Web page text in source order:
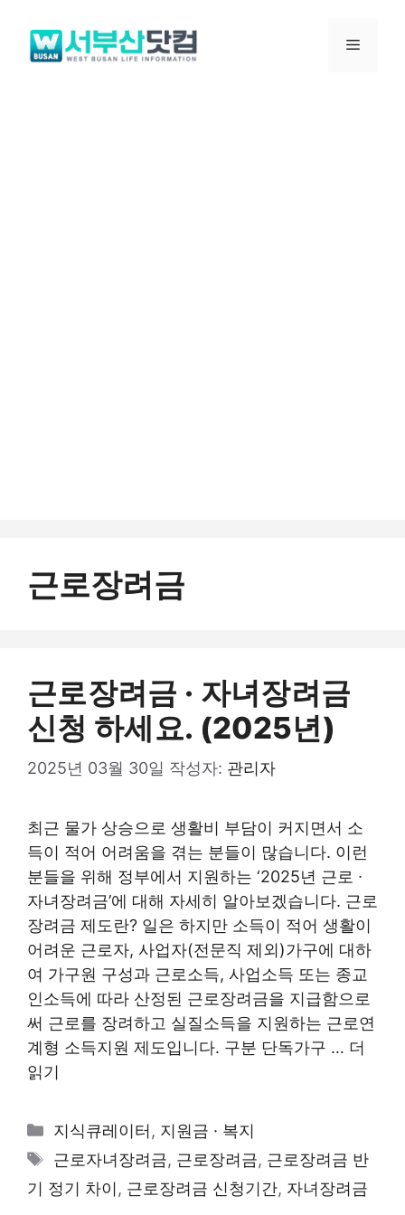
메
근로장려금
근로장려금 · 자녀장려금
신청 하세요. (2025년)
2025년 03월 30일 작성자: 관리자
최근 물가 상승으로 생활비 부담이 커지면서 소
득이 적어 어려움을 겪는 분들이 많습니다. 이런
분들을 위해 정부에서 지원하는 ‘2025년 근로 ∙
자녀장려금’에 대해 자세히 알아보겠습니다. 근로
장려금 제도란? 일은 하지만 소득이 적어 생활이
어려운 근로자, 사업자(전문직 제외)가구에 대하
여 가구원 구성과 근로소득, 사업소득 또는 종교
인소득에 따라 산정된 근로장려금을 지급함으로
써 근로를 장려하고 실질소득을 지원하는 근로연
계형 소득지원 제도입니다. 구분 단독가구 … 더
읽기
카
테
리
지식큐레이터 , 지원금 · 복지
태
그
근로자녀장려금, 근로장려금, 근로장려금 반
기 정기 차이 , 근로장려금 신청기간, 자녀장려금